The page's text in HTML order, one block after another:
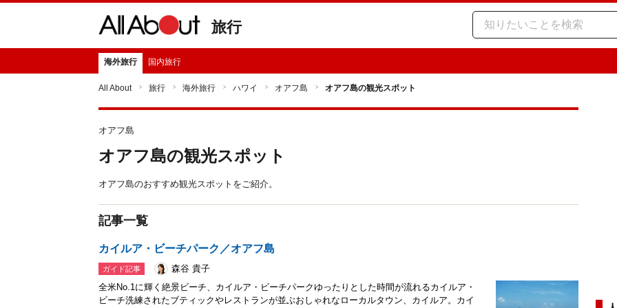
旅行
海外旅行 国内旅行
All About 旅行 海外旅行 ハワイ オアフ島 オアフ島の観光スポット
オアフ島
オアフ島の観光スポット
オアフ島のおすすめ観光スポットをご紹介。
記事一覧
カイルア・ビーチパーク／オアフ島
ガイド記事
森谷 貴子
全米No.1に輝く絶景ビーチ、カイルア・ビーチパークゆったりとした時間が流れるカイルア・
ビーチ洗練されたブティックやレストランが並ぶおしゃれなローカルタウン、カイルア。カイ